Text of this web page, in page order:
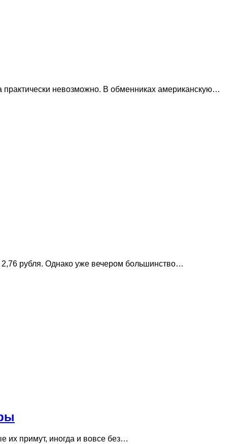
практически невозможно. В обменниках американскую…
рубля. Однако уже вечером большинство…
их примут, иногда и вовсе без…